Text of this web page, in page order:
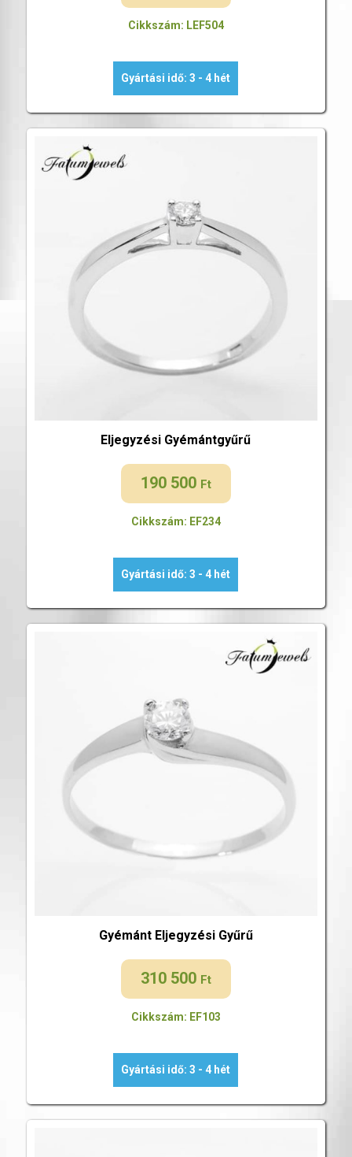
Cikkszám: LEF504
Gyártási idő: 3 - 4 hét
Eljegyzési Gyémántgyűrű
190 500 Ft
Cikkszám: EF234
Gyártási idő: 3 - 4 hét
Gyémánt Eljegyzési Gyűrű
310 500 Ft
Cikkszám: EF103
Gyártási idő: 3 - 4 hét